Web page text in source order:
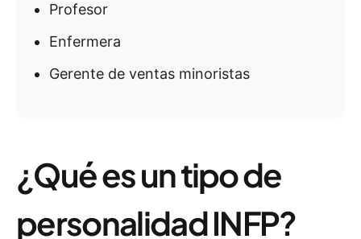
Profesor
Enfermera
Gerente de ventas minoristas
¿Qué es un tipo de
personalidad INFP?